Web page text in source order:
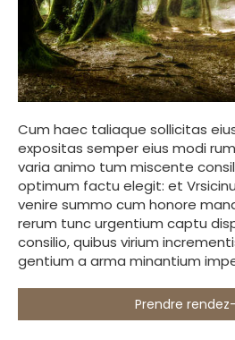
Cum haec taliaque sollicitas
expositas semper eius modi
varia animo tum miscente
optimum factu elegit: et
venire summo cum honore
rerum tunc urgentium captu
consilio, quibus virium
gentium a arma minantium
Prendre